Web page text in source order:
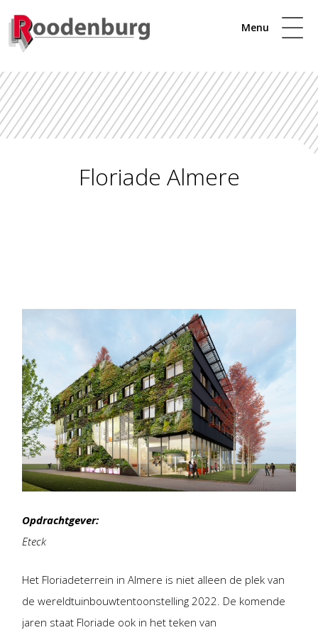
Menu
Floriade Almere
Opdrachtgever:
Eteck
Het Floriadeterrein in Almere is niet alleen de plek van
de wereldtuinbouwtentoonstelling 2022. De komende
jaren staat Floriade ook in het teken van